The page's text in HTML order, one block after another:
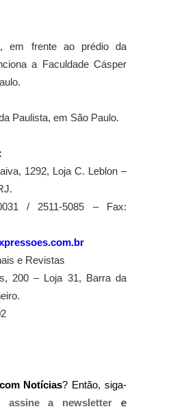
em frente ao prédio da
a Faculdade Cásper
Paulista, em São Paulo.
1292, Loja C. Leblon –
/ 2511-5085 – Fax:
e Revistas
200 – Loja 31, Barra da
Notícias? Então, siga-
assine a newsletter e